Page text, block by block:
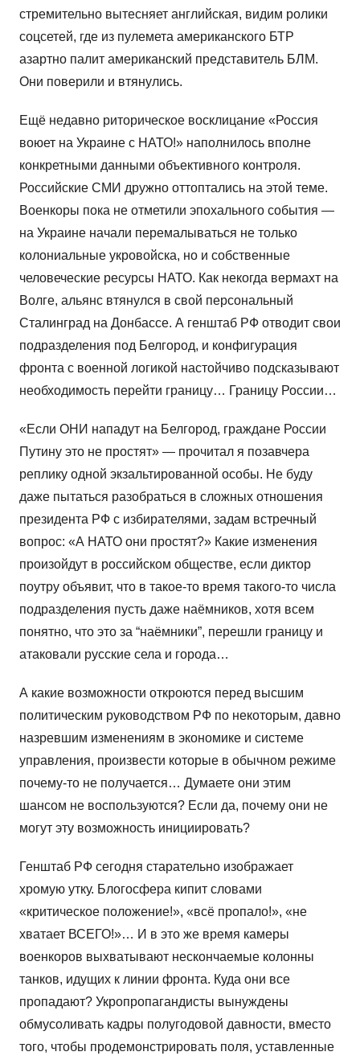
стремительно вытесняет английская, видим ролики
соцсетей, где из пулемета американского БТР
азартно палит американский представитель БЛМ.
Они поверили и втянулись.
Ещё недавно риторическое восклицание «Россия
воюет на Украине с НАТО!» наполнилось вполне
конкретными данными объективного контроля.
Российские СМИ дружно оттоптались на этой теме.
Военкоры пока не отметили эпохального события —
на Украине начали перемалываться не только
колониальные укровойска, но и собственные
человеческие ресурсы НАТО. Как некогда вермахт на
Волге, альянс втянулся в свой персональный
Сталинград на Донбассе. А генштаб РФ отводит свои
подразделения под Белгород, и конфигурация
фронта с военной логикой настойчиво подсказывают
необходимость перейти границу… Границу России…
«Если ОНИ нападут на Белгород, граждане России
Путину это не простят» — прочитал я позавчера
реплику одной экзальтированной особы. Не буду
даже пытаться разобраться в сложных отношения
президента РФ с избирателями, задам встречный
вопрос: «А НАТО они простят?» Какие изменения
произойдут в российском обществе, если диктор
поутру объявит, что в такое-то время такого-то числа
подразделения пусть даже наёмников, хотя всем
понятно, что это за “наёмники”, перешли границу и
атаковали русские села и города…
А какие возможности откроются перед высшим
политическим руководством РФ по некоторым, давно
назревшим изменениям в экономике и системе
управления, произвести которые в обычном режиме
почему-то не получается… Думаете они этим
шансом не воспользуются? Если да, почему они не
могут эту возможность инициировать?
Генштаб РФ сегодня старательно изображает
хромую утку. Блогосфера кипит словами
«критическое положение!», «всё пропало!», «не
хватает ВСЕГО!»… И в это же время камеры
военкоров выхватывают нескончаемые колонны
танков, идущих к линии фронта. Куда они все
пропадают? Укропропагандисты вынуждены
обмусоливать кадры полугодовой давности, вместо
того, чтобы продемонстрировать поля, уставленные